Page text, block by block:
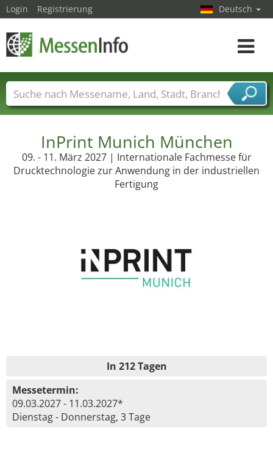
InPrint Munich München
09. - 11. März 2027 | Internationale Fachmesse für
Drucktechnologie zur Anwendung in der industriellen
Fertigung
In 212 Tagen
Messetermin:
09.03.2027 - 11.03.2027*
Dienstag - Donnerstag, 3 Tage
Login Registrierung Deutsch
Toggle
Messenamen Länder Städte
Branchen